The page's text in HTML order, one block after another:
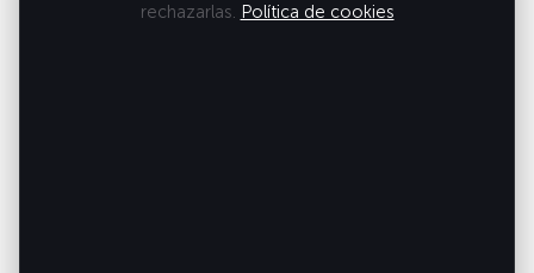
rechazarlas. Política de cookies